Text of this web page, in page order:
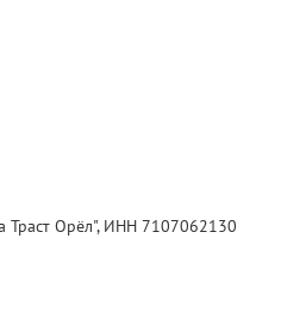
Траст Орёл", ИНН 7107062130